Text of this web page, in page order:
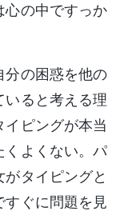
心の中ですっか
分の困惑を他の
いると考える理
ピングが本当
くよくない。パ
タイピングと
すぐに問題を見